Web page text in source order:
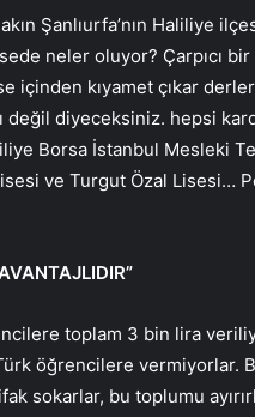
Şanlıurfa’nın Haliliye
neler oluyor? Çarpıcı
kıyamet çıkar
değil diyeceksiniz. hepsi
Borsa İstanbul Mesleki
ve Turgut Özal Lisesi…
toplam 3 bin lira
öğrencilere vermiyorlar.
sokarlar, bu toplumu